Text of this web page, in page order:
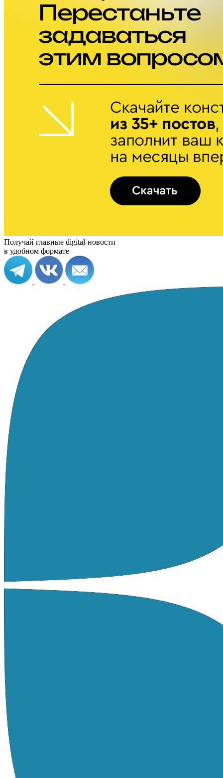
Получай главные digital-новости
в удобном формате